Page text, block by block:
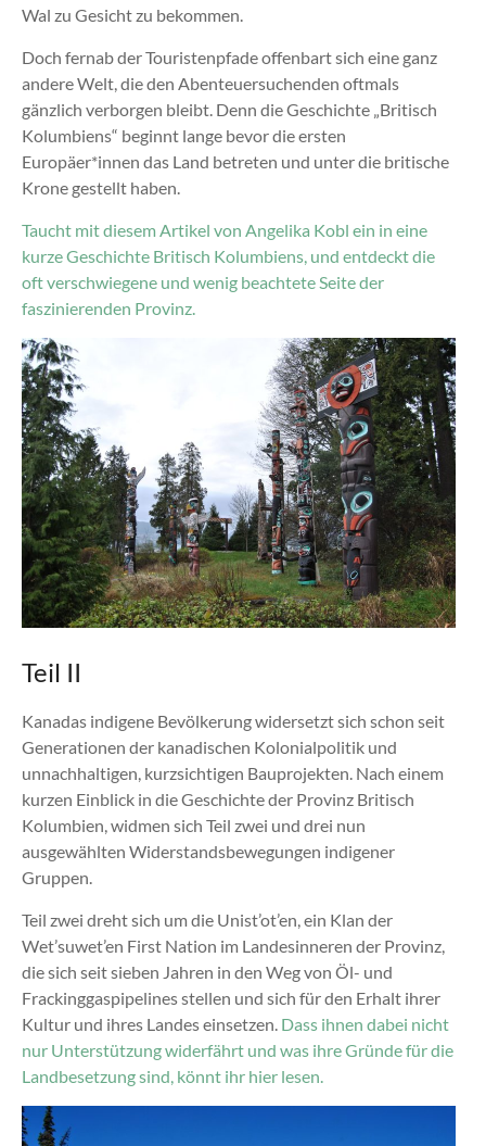
Wal zu Gesicht zu bekommen.
Doch fernab der Touristenpfade offenbart sich eine ganz
andere Welt, die den Abenteuersuchenden oftmals
gänzlich verborgen bleibt. Denn die Geschichte „Britisch
Kolumbiens“ beginnt lange bevor die ersten
Europäer*innen das Land betreten und unter die britische
Krone gestellt haben.
Taucht mit diesem Artikel von Angelika Kobl ein in eine
kurze Geschichte Britisch Kolumbiens, und entdeckt die
oft verschwiegene und wenig beachtete Seite der
faszinierenden Provinz.
Teil II
Kanadas indigene Bevölkerung widersetzt sich schon seit
Generationen der kanadischen Kolonialpolitik und
unnachhaltigen, kurzsichtigen Bauprojekten. Nach einem
kurzen Einblick in die Geschichte der Provinz Britisch
Kolumbien, widmen sich Teil zwei und drei nun
ausgewählten Widerstandsbewegungen indigener
Gruppen.
Teil zwei dreht sich um die Unist’ot’en, ein Klan der
Wet’suwet’en First Nation im Landesinneren der Provinz,
die sich seit sieben Jahren in den Weg von Öl- und
Frackinggaspipelines stellen und sich für den Erhalt ihrer
Kultur und ihres Landes einsetzen. Dass ihnen dabei nicht
nur Unterstützung widerfährt und was ihre Gründe für die
Landbesetzung sind, könnt ihr hier lesen.